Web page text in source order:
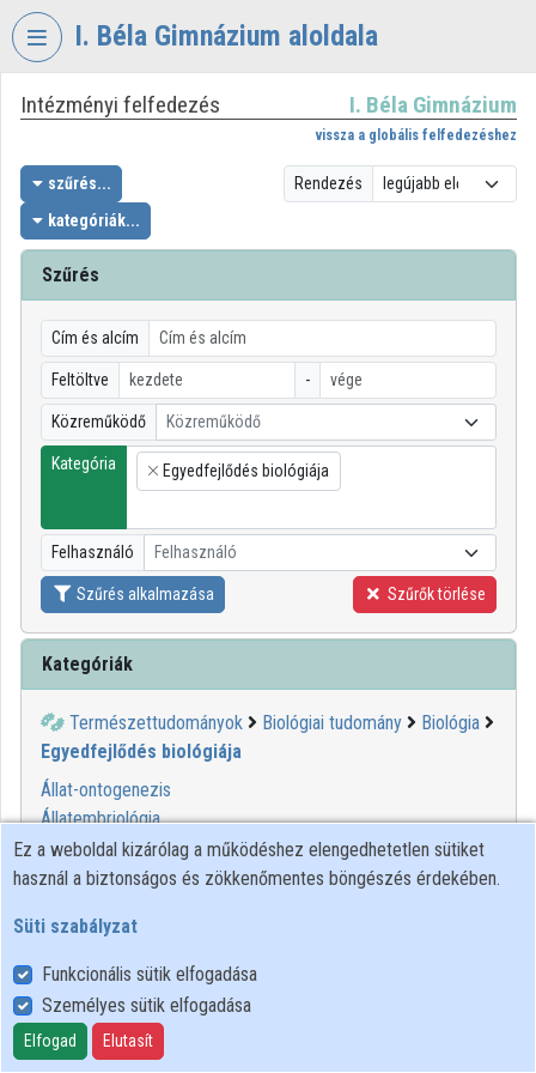
Fejléc kihagyása
I. Béla Gimnázium aloldala
VIDEOTORIUM
BÉLA
GIMNÁZIUM
Intézményi kezdőlap
Bejelentkezés
Intézményi felfedezés
Kategóriák
Intézményi listák
Intézmények
Közreműködők
Intézményi felfedezés I. Béla Gimnázium
vissza a globális felfedezéshez
szűrés...
kategóriák...
Rendezés
Szűrés
Cím és alcím
Feltöltve -
Közreműködő Közreműködő
Kategória
×
Egyedfejlődés biológiája
Felhasználó Felhasználó
Szűrés alkalmazása Szűrők törlése
Kategóriák
Természettudományok Biológiai tudomány
Biológia
Egyedfejlődés biológiája
Állat-ontogenezis
Állatembriológia
Állatfejlődés
Humán embriológia
Felhasználói szabályzat
Adatkezelési tájékoztató
Süti szabályzat
Ez a weboldal kizárólag a működéshez elengedhetetlen sütiket
használ a biztonságos és zökkenőmentes böngészés érdekében.
Süti szabályzat
Funkcionális sütik elfogadása
Személyes sütik elfogadása
Elfogad Elutasít